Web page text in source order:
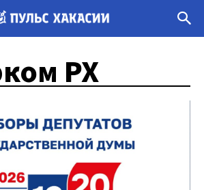
РХ